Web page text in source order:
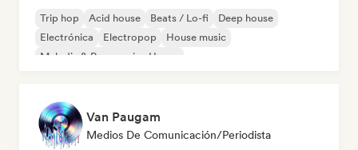
Trip hop Acid house Beats / Lo-fi
Deep house
Electrónica
Electropop
House music
Melodic & Progressive House
Van Paugam
Medios De Comunicación/Periodista